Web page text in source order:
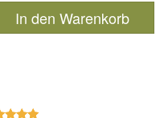
In den Warenkorb